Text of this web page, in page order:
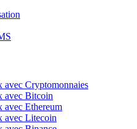
avec Cryptomonnaies
avec Bitcoin
avec Ethereum
avec Litecoin